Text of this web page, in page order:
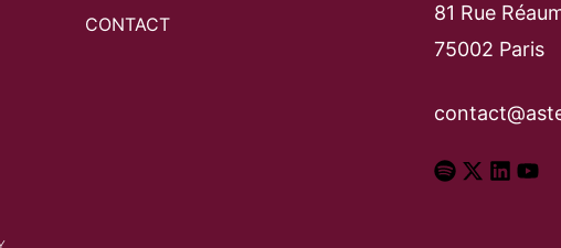
CONTACT
81 Rue
75002 Paris